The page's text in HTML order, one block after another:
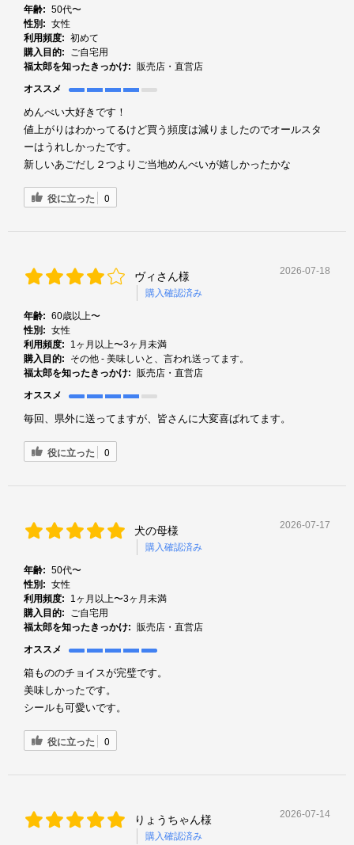
年齢: 50代〜
性別: 女性
利用頻度: 初めて
購入目的:
ご自宅用
福太郎を知ったきっかけ: 販売店・直営店
オススメ
めんべい大好きです！
値上がりはわかってるけど買う頻度は減りましたのでオールスタ
ーはうれしかったです。
新しいあごだし２つよりご当地めんべいが嬉しかったかな
役に立った 0
ヴィさん様
購入確認済み
2026-07-18
年齢: 60歳以上〜
性別: 女性
利用頻度:
1ヶ月以上〜3ヶ月未満
購入目的:
その他 - 美味しいと、言われ送ってます。
福太郎を知ったきっかけ: 販売店・直営店
オススメ
毎回、県外に送ってますが、皆さんに大変喜ばれてます。
役に立った 0
犬の母様
購入確認済み
2026-07-17
年齢: 50代〜
性別: 女性
利用頻度:
1ヶ月以上〜3ヶ月未満
購入目的:
ご自宅用
福太郎を知ったきっかけ: 販売店・直営店
オススメ
箱もののチョイスが完璧です。
美味しかったです。
シールも可愛いです。
役に立った 0
りょうちゃん様
購入確認済み
2026-07-14